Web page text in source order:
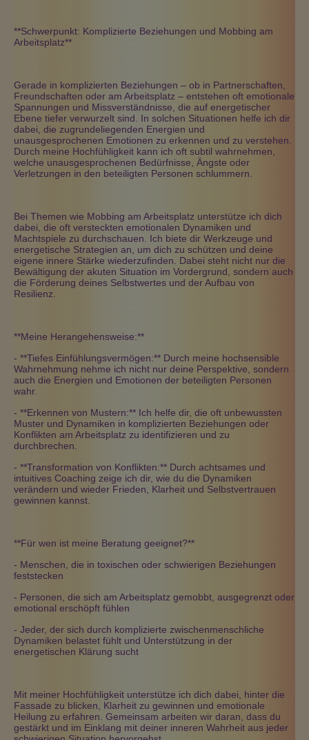
**Schwerpunkt: Komplizierte Beziehungen und Mobbing am
Arbeitsplatz**
Gerade in komplizierten Beziehungen – ob in Partnerschaften,
Freundschaften oder am Arbeitsplatz – entstehen oft emotionale
Spannungen und Missverständnisse, die auf energetischer
Ebene tiefer verwurzelt sind. In solchen Situationen helfe ich dir
dabei, die zugrundeliegenden Energien und
unausgesprochenen Emotionen zu erkennen und zu verstehen.
Durch meine Hochfühligkeit kann ich oft subtil wahrnehmen,
welche unausgesprochenen Bedürfnisse, Ängste oder
Verletzungen in den beteiligten Personen schlummern.
Bei Themen wie Mobbing am Arbeitsplatz unterstütze ich dich
dabei, die oft versteckten emotionalen Dynamiken und
Machtspiele zu durchschauen. Ich biete dir Werkzeuge und
energetische Strategien an, um dich zu schützen und deine
eigene innere Stärke wiederzufinden. Dabei steht nicht nur die
Bewältigung der akuten Situation im Vordergrund, sondern auch
die Förderung deines Selbstwertes und der Aufbau von
Resilienz.
**Meine Herangehensweise:**
- **Tiefes Einfühlungsvermögen:** Durch meine hochsensible
Wahrnehmung nehme ich nicht nur deine Perspektive, sondern
auch die Energien und Emotionen der beteiligten Personen
wahr.
- **Erkennen von Mustern:** Ich helfe dir, die oft unbewussten
Muster und Dynamiken in komplizierten Beziehungen oder
Konflikten am Arbeitsplatz zu identifizieren und zu
durchbrechen.
- **Transformation von Konflikten:** Durch achtsames und
intuitives Coaching zeige ich dir, wie du die Dynamiken
verändern und wieder Frieden, Klarheit und Selbstvertrauen
gewinnen kannst.
**Für wen ist meine Beratung geeignet?**
- Menschen, die in toxischen oder schwierigen Beziehungen
feststecken
- Personen, die sich am Arbeitsplatz gemobbt, ausgegrenzt oder
emotional erschöpft fühlen
- Jeder, der sich durch komplizierte zwischenmenschliche
Dynamiken belastet fühlt und Unterstützung in der
energetischen Klärung sucht
Mit meiner Hochfühligkeit unterstütze ich dich dabei, hinter die
Fassade zu blicken, Klarheit zu gewinnen und emotionale
Heilung zu erfahren. Gemeinsam arbeiten wir daran, dass du
gestärkt und im Einklang mit deiner inneren Wahrheit aus jeder